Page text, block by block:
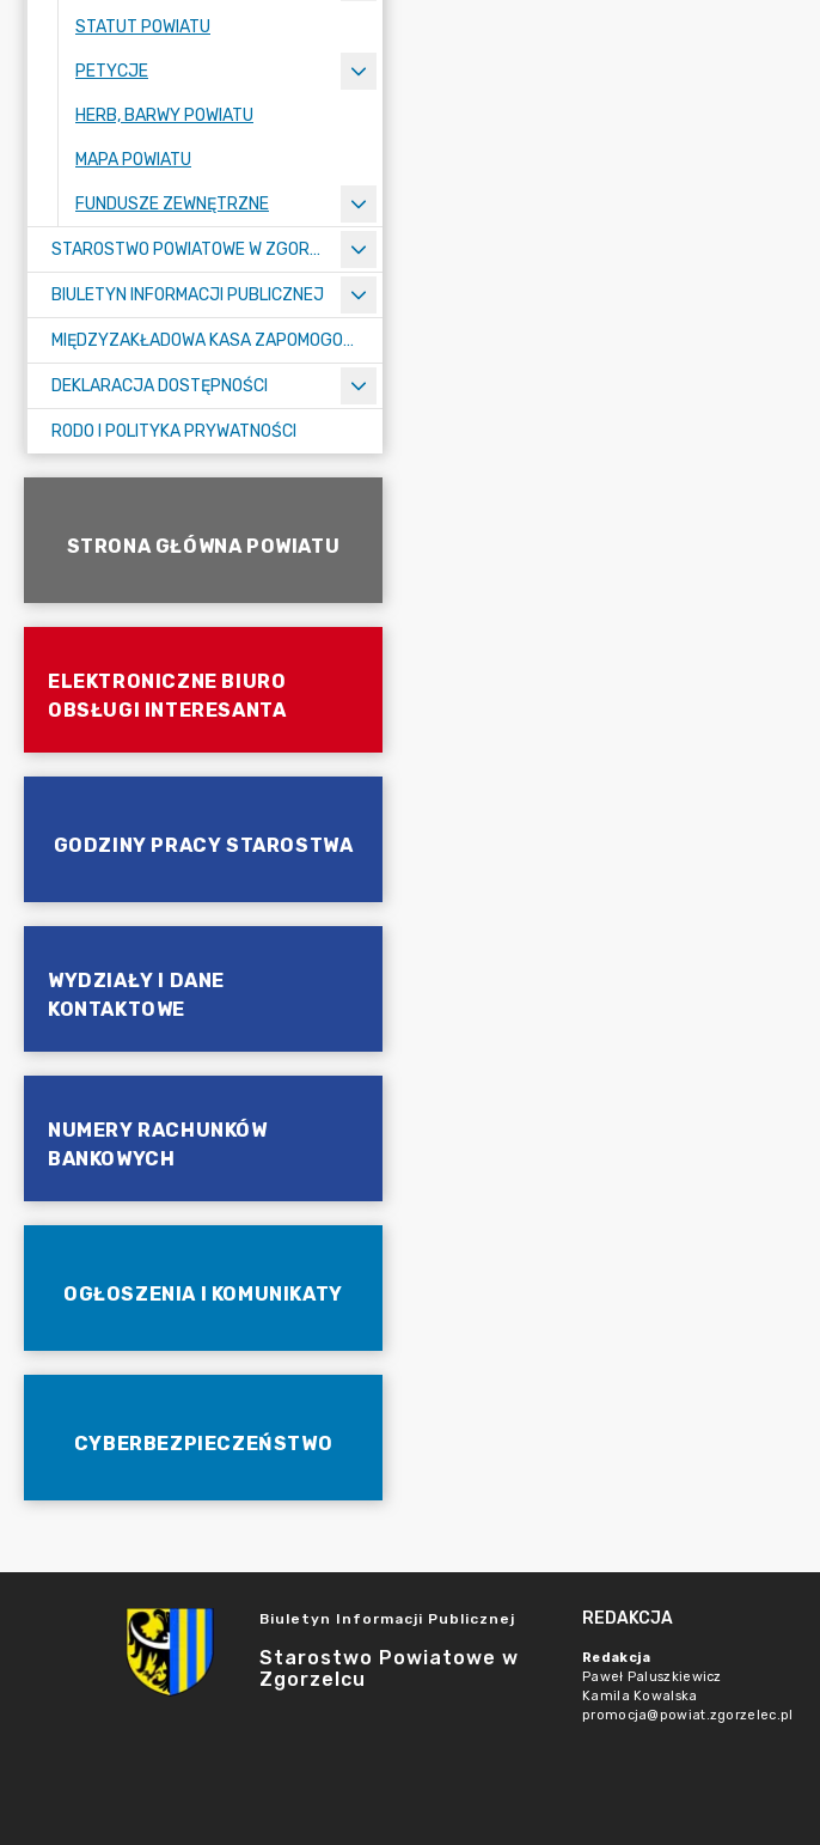
STATUT POWIATU
PETYCJE
HERB, BARWY POWIATU
MAPA POWIATU
FUNDUSZE ZEWNĘTRZNE
STAROSTWO POWIATOWE W ZGORZELCU
BIULETYN INFORMACJI PUBLICZNEJ
MIĘDZYZAKŁADOWA KASA ZAPOMOGOWO-POŻYCZKOWA
DEKLARACJA DOSTĘPNOŚCI
RODO I POLITYKA PRYWATNOŚCI
STRONA GŁÓWNA POWIATU
ELEKTRONICZNE BIURO
OBSŁUGI INTERESANTA
GODZINY PRACY STAROSTWA
WYDZIAŁY I DANE
KONTAKTOWE
NUMERY RACHUNKÓW
BANKOWYCH
OGŁOSZENIA I KOMUNIKATY
CYBERBEZPIECZEŃSTWO
Biuletyn Informacji Publicznej
Starostwo Powiatowe w
Zgorzelcu
REDAKCJA
Redakcja
Paweł Paluszkiewicz
Kamila Kowalska
promocja@powiat.zgorzelec.pl